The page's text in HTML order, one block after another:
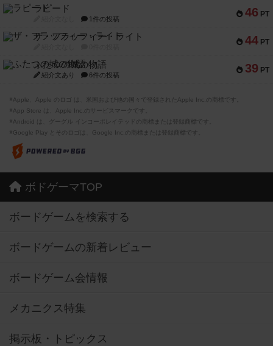
46 PT
ラピード
1件の投稿
44 PT
ザ・フラッフィー・ライト
39 PT
ふたつの城の物語
紹介文あり 6件の投稿
※Apple、Apple のロゴ は、米国および他の国々で登録されたApple Inc.の商標です。
※App Store は、Apple Inc.のサービスマークです。
※Android は、グーグル インコーポレイテッドの商標または登録商標です。
※Google Play とそのロゴは、Google Inc.の商標または登録商標です。
ボドゲーマTOP
ボードゲームを検索する
ボードゲームの新着レビュー
ボードゲーム会情報
メカニクス特集
掲示板・トピックス